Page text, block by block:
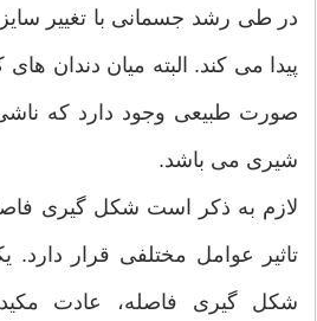
در طی رشد جسمانی با تغییر
پیدا می کند. البته میان دندان
صورت طبیعی وجود دارد که
شیری می باشد.
لازم به ذکر است شکل گیری
تاثیر عوامل مختلفی قرار دارد.
شکل گیری فاصله، عادت